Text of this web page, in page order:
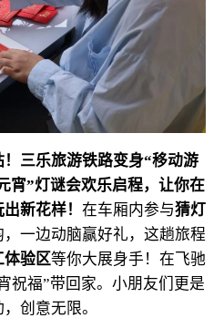
三乐旅游铁路变身“移动游
宵”灯谜会欢乐启程， 让你在
新花样！ 在车厢内参与猜灯
一边动脑赢好礼，这趟旅程
体验区等你大展身手！在飞驰
祝福”带回家。小朋友们更是
创意无限。